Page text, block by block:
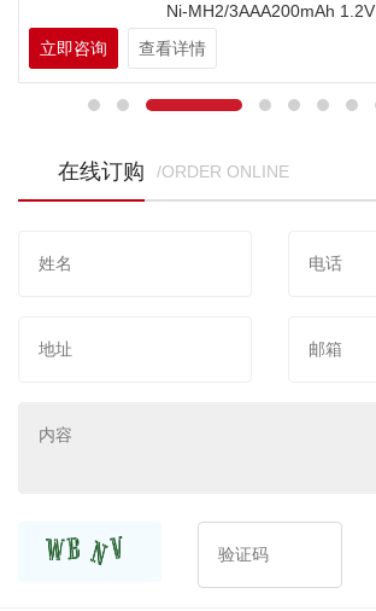
Ni-MH2/3AAA200mAh 1.2V
立即咨询
查看详情
在线订购 /ORDER ONLINE